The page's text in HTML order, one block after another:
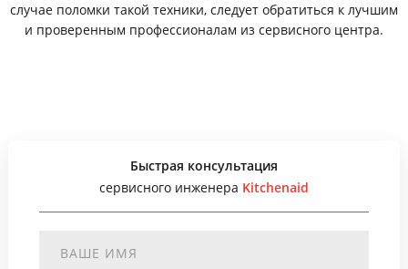
случае поломки такой техники, следует обратиться к лучшим
и проверенным профессионалам из сервисного центра.
Быстрая консультация
сервисного инженера Kitchenaid